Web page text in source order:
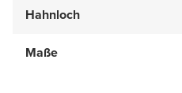
Hahnloch
Maße